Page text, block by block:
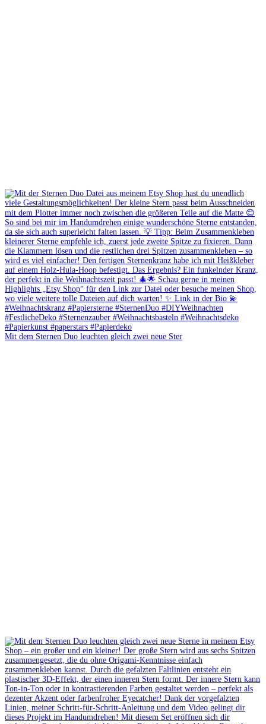
Mit dem Sternen Duo leuchten gleich zwei neue Ster